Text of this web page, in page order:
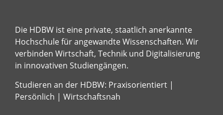
Die HDBW ist eine private, staatlich anerkannte
Hochschule für angewandte Wissenschaften. Wir
verbinden Wirtschaft, Technik und Digitalisierung
in innovativen Studiengängen.
Studieren an der HDBW: Praxisorientiert |
Persönlich | Wirtschaftsnah